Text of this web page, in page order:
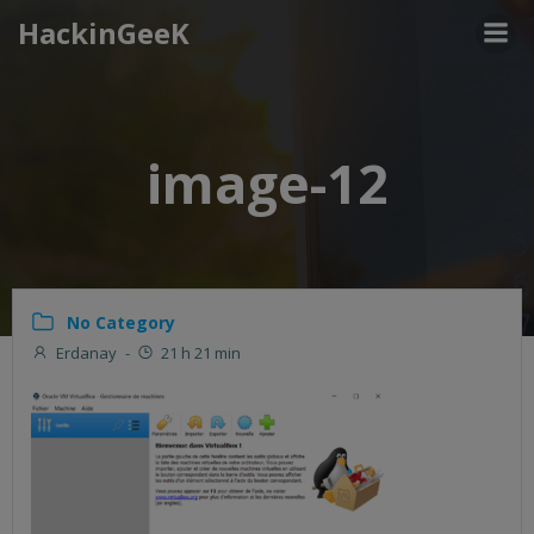
HackinGeeK
image-12
No Category
Erdanay - 21 h 21 min